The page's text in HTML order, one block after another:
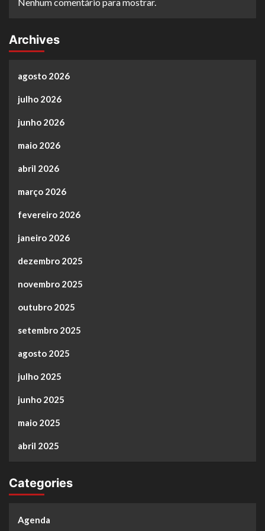
Archives
agosto 2026
julho 2026
junho 2026
maio 2026
abril 2026
março 2026
fevereiro 2026
janeiro 2026
dezembro 2025
novembro 2025
outubro 2025
setembro 2025
agosto 2025
julho 2025
junho 2025
maio 2025
abril 2025
Categories
Agenda